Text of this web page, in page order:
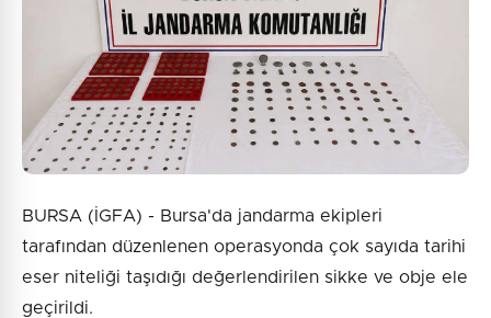
BURSA (İGFA) - Bursa'da jandarma ekipleri
tarafından düzenlenen operasyonda çok sayıda tarihi
eser niteliği taşıdığı değerlendirilen sikke ve obje ele
geçirildi.